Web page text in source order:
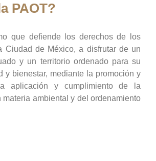
PAOT?
que defiende los derechos de los
Ciudad de México, a disfrutar de un
y un territorio ordenado para su
y bienestar, mediante la promoción y
aplicación y cumplimiento de la
materia ambiental y del ordenamiento